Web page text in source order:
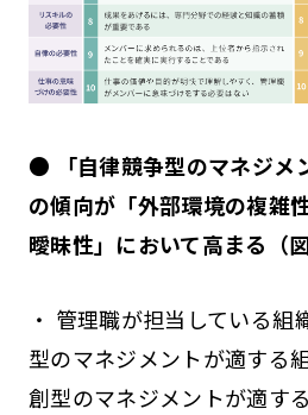
● 「自律競争型のマネジメ
の傾向が「外部環境の複雑
曖昧性」において高まる（図
・ 管理職が担当している組
型のマネジメントが適する
創型のマネジメントが適す